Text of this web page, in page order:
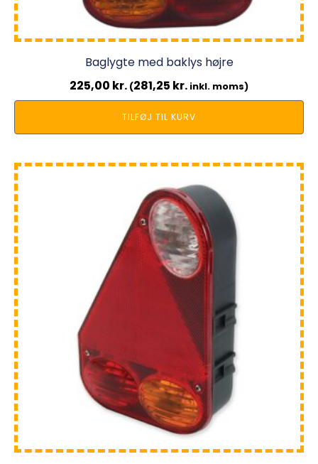
Baglygte med baklys højre
225,00 kr. (281,25 kr. inkl. moms)
TILFØJ TIL KURV